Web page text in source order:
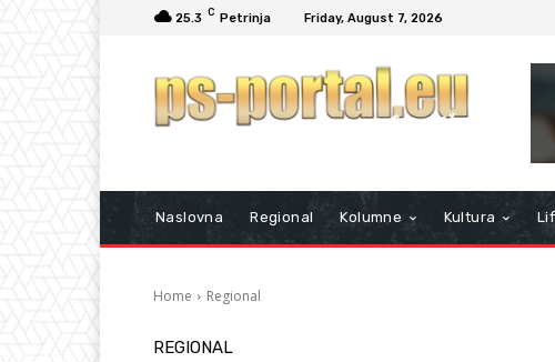
25.3 C Petrinja Friday, August 7, 2026
Naslovna Regional Kolumne Kultura
Home Regional
REGIONAL